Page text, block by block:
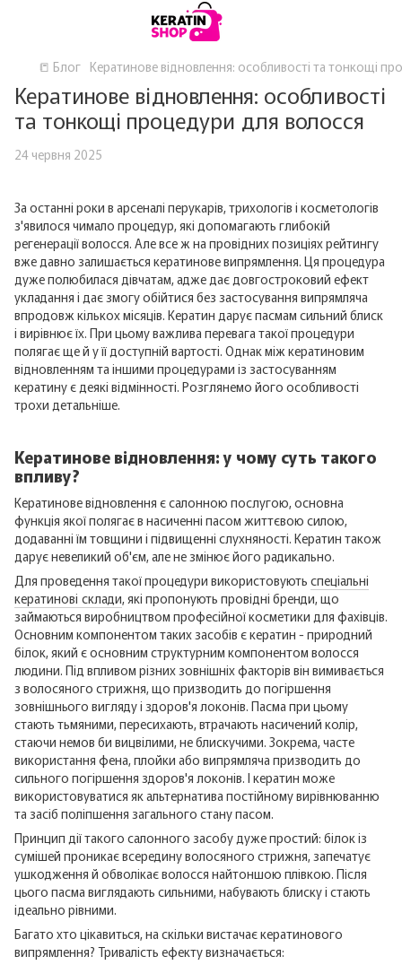
📒 Блог Кератинове відновлення: особливості та тонкощі
Кератинове відновлення: особливості
та тонкощі процедури для волосся
24 червня 2025
За останні роки в арсеналі перукарів, трихологів і косметологів
з'явилося чимало процедур, які допомагають глибокій
регенерації волосся. Але все ж на провідних позиціях рейтингу
вже давно залишається кератинове випрямлення. Ця процедура
дуже полюбилася дівчатам, адже дає довгостроковий ефект
укладання і дає змогу обійтися без застосування випрямляча
впродовж кількох місяців. Кератин дарує пасмам сильний блиск
і вирівнює їх. При цьому важлива перевага такої процедури
полягає ще й у її доступній вартості. Однак між кератиновим
відновленням та іншими процедурами із застосуванням
кератину є деякі відмінності. Розглянемо його особливості
трохи детальніше.
Кератинове відновлення: у чому суть такого
впливу?
Кератинове відновлення є салонною послугою, основна
функція якої полягає в насиченні пасом життєвою силою,
додаванні їм товщини і підвищенні слухняності. Кератин також
дарує невеликий об'єм, але не змінює його радикально.
Для проведення такої процедури використовують спеціальні
кератинові склади, які пропонують провідні бренди, що
займаються виробництвом професійної косметики для фахівців.
Основним компонентом таких засобів є кератин - природний
білок, який є основним структурним компонентом волосся
людини. Під впливом різних зовнішніх факторів він вимивається
з волосяного стрижня, що призводить до погіршення
зовнішнього вигляду і здоров'я локонів. Пасма при цьому
стають тьмяними, пересихають, втрачають насичений колір,
стаючи немов би вицвілими, не блискучими. Зокрема, часте
використання фена, плойки або випрямляча призводить до
сильного погіршення здоров'я локонів. І кератин може
використовуватися як альтернатива постійному вирівнюванню
та засіб поліпшення загального стану пасом.
Принцип дії такого салонного засобу дуже простий: білок із
сумішей проникає всередину волосяного стрижня, запечатує
ушкодження й обволікає волосся найтоншою плівкою. Після
цього пасма виглядають сильними, набувають блиску і стають
ідеально рівними.
Багато хто цікавиться, на скільки вистачає кератинового
випрямлення? Тривалість ефекту визначається: